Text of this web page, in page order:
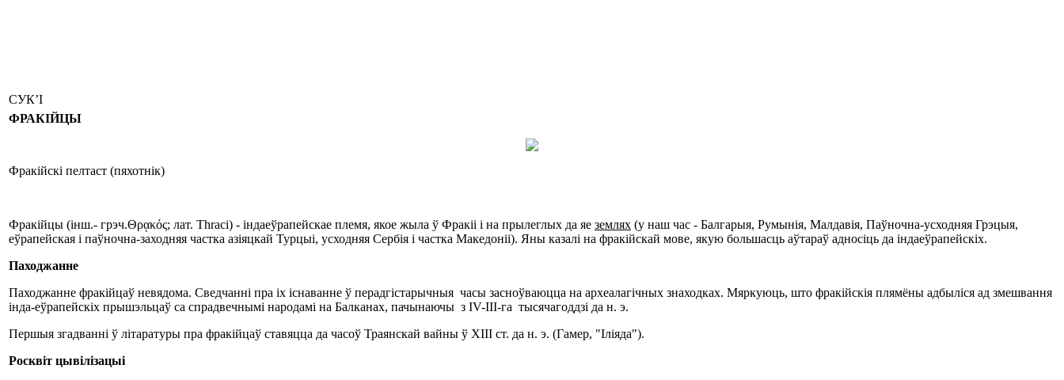
СУК’І
ФРАКІЙЦЫ
Фракійскі пелтаст (пяхотнік)
Фракійцы (інш.- грэч.Θρᾳκός; лат. Thraci) - індаеўрапейскае племя, якое жыла ў Фракіі і на прылеглых да яе землях (у наш час - Балгарыя, Румынія, Малдавія, Паўночна-усходняя Грэцыя,
еўрапейская і паўночна-заходняя частка азіяцкай Турцыі, усходняя Сербія і частка Македоніі). Яны казалі на фракійскай мове, якую большасць аўтараў адносіць да індаеўрапейскіх.
Паходжанне
Паходжанне фракійцаў невядома. Сведчанні пра іх існаванне ў перадгістарычныя часы засноўваюцца на археалагічных знаходках. Мяркуюць, што фракійскія плямёны адбыліся ад змешвання
інда-еўрапейскіх прышэльцаў са спрадвечнымі народамі на Балканах, пачынаючы з IV-III-га тысячагоддзі да н. э.
Першыя згадванні ў літаратуры пра фракійцаў ставяцца да часоў Траянскай вайны ў XIII ст. да н. э. (Гамер, "Іліяда").
Росквіт цывілізацыі